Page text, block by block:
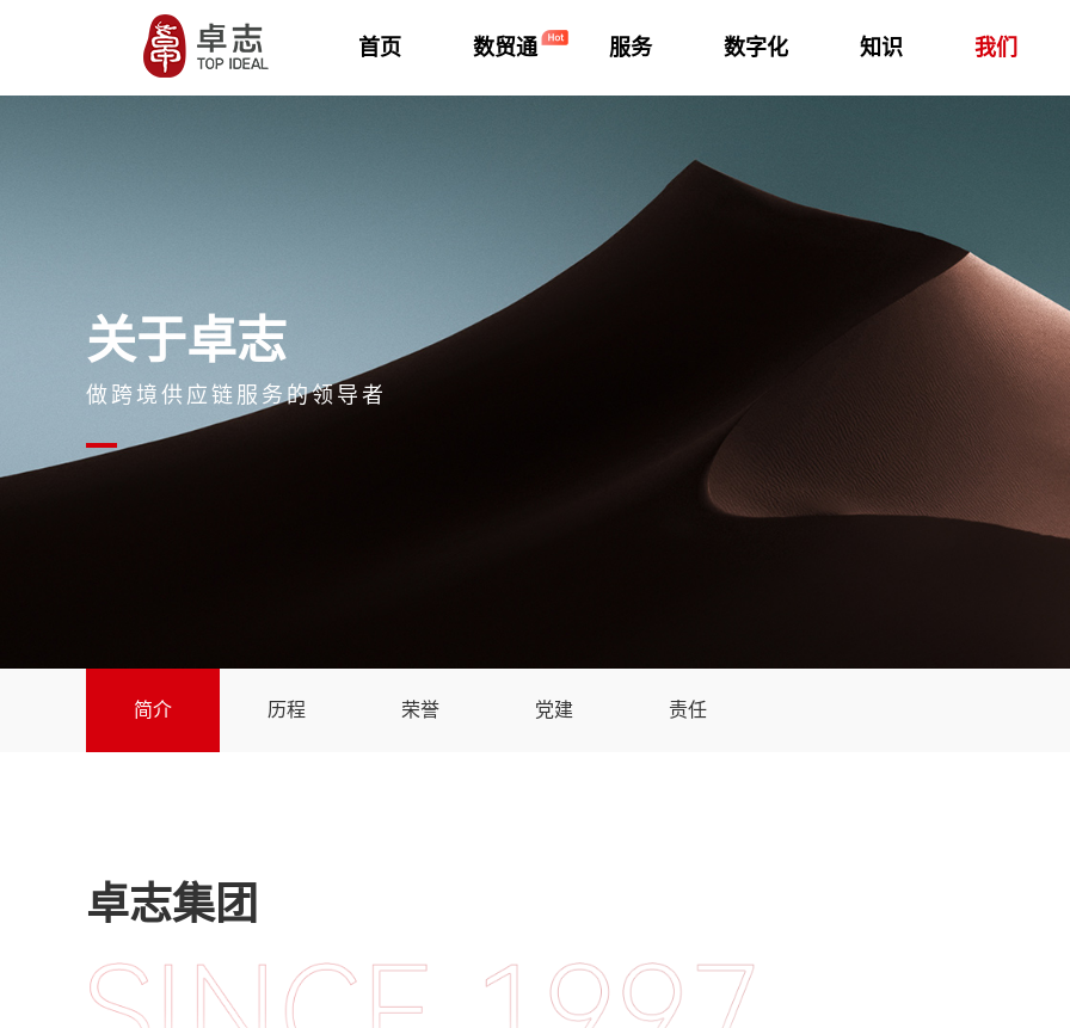
首页 数贸通 服务 数字化 知识 我们
关于卓志
做跨境供应链服务的领导者
简介 历程 荣誉 党建 责任
卓志集团